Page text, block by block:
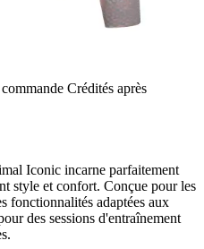
Crédités après
Iconic incarne parfaitement
style et confort. Conçue pour les
fonctionnalités adaptées aux
des sessions d'entraînement